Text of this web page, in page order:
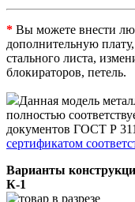
* Вы можете внести
дополнительную
стального листа,
блокираторов, петель.
Данная модель
полностью
документов ГОСТ Р
сертификатом
Варианты
К-1